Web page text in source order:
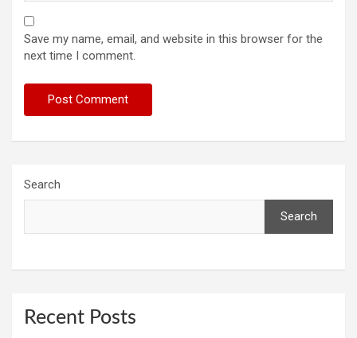
Save my name, email, and website in this browser for the
next time I comment.
Search
Search
Recent Posts